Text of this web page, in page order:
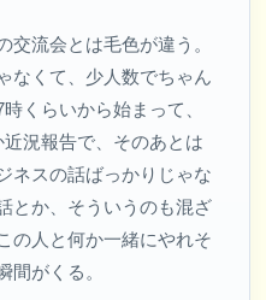
交流会とは毛色が違う。
なくて、少人数でちゃん
くらいから始まって、
況報告で、そのあとは
ネスの話ばっかりじゃな
とか、そういうのも混ざ
の人と何か一緒にやれそ
間がくる。